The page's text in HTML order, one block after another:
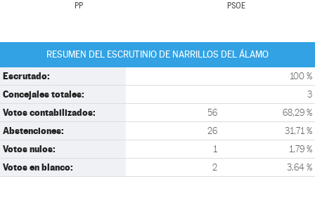
PP PSOE
RESUMEN DEL ESCRUTINIO DE NARRILLOS DEL ÁLAMO
Escrutado: 100 %
Concejales totales: 3
Votos contabilizados: 56 68,29 %
Abstenciones: 26 31,71 %
Votos nulos: 1 1,79 %
Votos en blanco: 2 3,64 %